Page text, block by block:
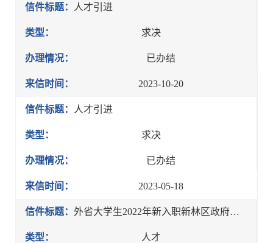
信件标题： 人才引进
类型： 求决
办理情况： 已办结
来信时间： 2023-10-20
信件标题： 人才引进
类型： 求决
办理情况： 已办结
来信时间： 2023-05-18
信件标题： 外省大学生2022年新入职新林区政府机关的，是否有安家费，住房、租房补贴
类型： 人才